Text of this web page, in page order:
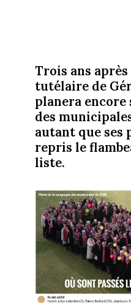
Trois ans après
tutélaire de
planera encore
des
autant que ses
repris le
liste.